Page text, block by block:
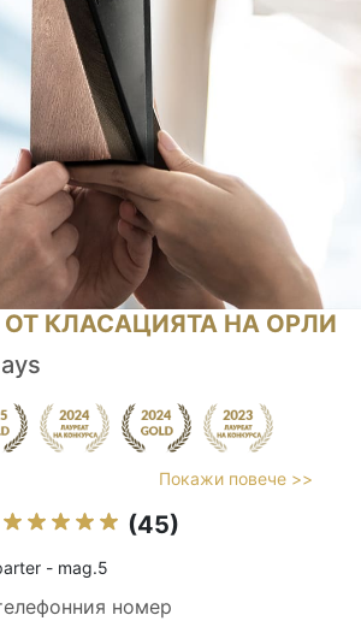
КЛАСАЦИЯТА НА ОРЛИ
Покажи повече >>
(45)
- mag.5
номер